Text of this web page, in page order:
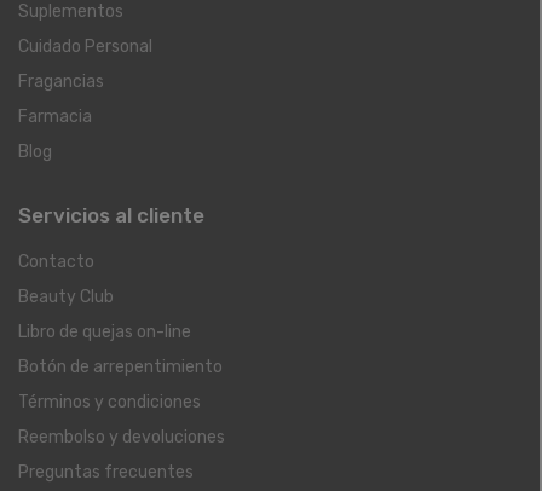
Suplementos
Cuidado Personal
Fragancias
Farmacia
Blog
Servicios al cliente
Contacto
Beauty Club
Libro de quejas on-line
Botón de arrepentimiento
Términos y condiciones
Reembolso y devoluciones
Preguntas frecuentes